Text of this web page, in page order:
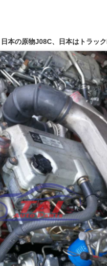
本の原物J08C、日本はトラッ